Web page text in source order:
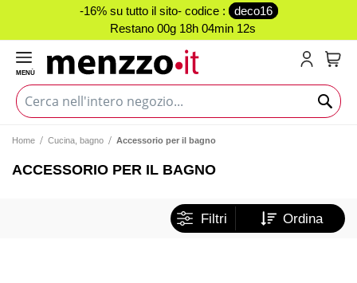
-16% su tutto il sito- codice :
deco16
Restano 00g 18h 04min 12s
MENÙ
Home Cucina, bagno Accessorio per il bagno
ACCESSORIO PER IL BAGNO
Filtri Ordina